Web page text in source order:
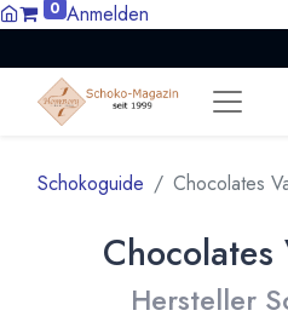
0 Anmelden
Schokoguide Chocolates
Chocolates
Hersteller